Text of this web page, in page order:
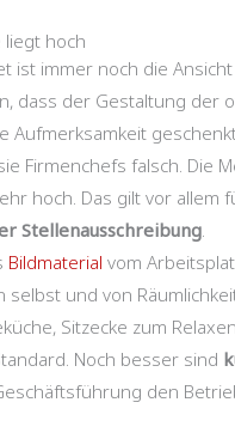
liegt hoch
ist immer noch die
dass der Gestaltung der
Aufmerksamkeit
Firmenchefs falsch. Die
hoch. Das gilt vor allem
Stellenausschreibung
Bildmaterial vom
selbst und von
Sitzecke zum
Noch besser sind
den